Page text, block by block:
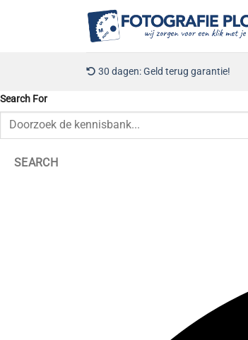
30 dagen: Geld terug garantie!
Search For
SEARCH